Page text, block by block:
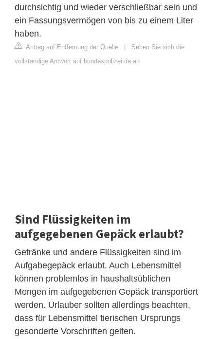
durchsichtig und wieder verschließbar sein und
ein Fassungsvermögen von bis zu einem Liter
haben.
Antrag auf Entfernung der Quelle
Sehen Sie sich die
vollständige Antwort auf bundespolizei.de an
Sind Flüssigkeiten im
aufgegebenen Gepäck erlaubt?
Getränke und andere Flüssigkeiten sind im
Aufgabegepäck erlaubt. Auch Lebensmittel
können problemlos in haushaltsüblichen
Mengen im aufgegebenen Gepäck transportiert
werden. Urlauber sollten allerdings beachten,
dass für Lebensmittel tierischen Ursprungs
gesonderte Vorschriften gelten.